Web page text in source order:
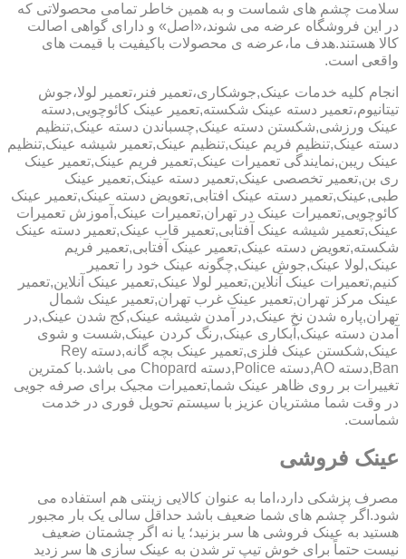
سلامت چشم های شماست و به همین خاطر تمامی محصولاتی که
در این فروشگاه عرضه می شوند،«اصل» و دارای گواهی اصالت
کالا هستند.هدف ما،عرضه ی محصولات باکیفیت با قیمت های
واقعی است.
انجام کلیه خدمات عینک,جوشکاری،تعمیر فنر،تعمیر لولا،جوش
تیتانیوم،تعمیر دسته عینک شکسته,تعمیر عینک کائوچویی,دسته
عینک ورزشی,شکستن دسته عینک,چسباندن دسته عینک,تنظیم
دسته عینک,تنظیم فریم عینک,تنظیم عینک,تعمیر شیشه عینک,تنظیم
عینک ریبن,نمایندگی تعمیرات عینک,تعمیر فریم عینک,تعمیر عینک
ری بن,تعمیر تخصصی عینک,تعمیر دسته عینک,تعمیر عینک
طبی,عینک,تعمیر دسته عینک افتابی,تعویض دسته عینک,تعمیر عینک
کائوچویی,تعمیرات عینک در تهران,تعمیرات عینک,آموزش تعمیرات
عینک,تعمیر شیشه عینک آفتابی,تعمیر قاب عینک,تعمیر دسته عینک
شکسته,تعویض دسته عینک,تعمیر عینک آفتابی,تعمیر فریم
عینک,لولا عینک,جوش عینک,چگونه عینک خود را تعمیر
کنیم,تعمیرات عینک آنلاین,تعمیر لولا عینک,تعمیر عینک آنلاین,تعمیر
عینک مرکز تهران,تعمیر عینک غرب تهران,تعمیر عینک شمال
تهران,پاره شدن نخ عینک,در آمدن شیشه عینک,کج شدن عینک,در
آمدن دسته عینک,آبکاری عینک,رنگ کردن عینک,شست و شوی
عینک,شکستن عینک فلزی,تعمیر عینک بچه گانه,دسته Rey
Ban,دسته AO,دسته Police,دسته Chopard می باشد.با کمترین
تغییرات بر روی ظاهر عینک شما,تعمیرات مجیک برای صرفه جویی
در وقت شما مشتریان عزیز با سیستم تحویل فوری در خدمت
شماست.
عینک فروشی
مصرف پزشکی دارد،اما به عنوان کالایی زینتی هم استفاده می
شود.اگر چشم های شما ضعیف باشد حداقل سالی یک بار مجبور
هستید به عینک فروشی ها سر بزنید؛ یا نه اگر چشمتان ضعیف
نیست حتماً برای خوش تیپ تر شدن به عینک سازی ها سر زدید